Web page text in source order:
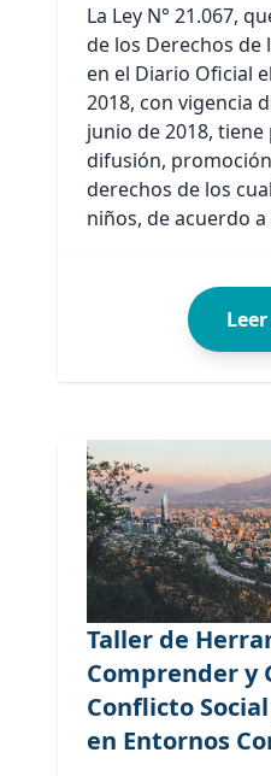
La Ley N° 21.067,
de los Derechos de
en el Diario Oficial
2018, con vigencia
junio de 2018,
difusión,
derechos de los
niños, de acuerdo a
Taller de
Comprender y
Conflicto
en Entornos